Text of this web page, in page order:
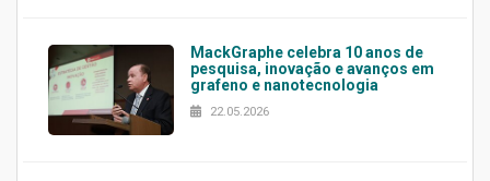
MackGraphe celebra 10 anos de
pesquisa, inovação e avanços em
grafeno e nanotecnologia
22.05.2026